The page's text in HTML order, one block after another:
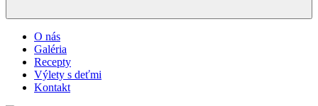
O nás
Galéria
Recepty
Výlety s deťmi
Kontakt